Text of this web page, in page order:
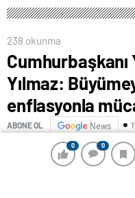
0 0
238 okunma
Cumhurbaşkanı
Yılmaz:
enflasyonla
ABONE OL News
0 0